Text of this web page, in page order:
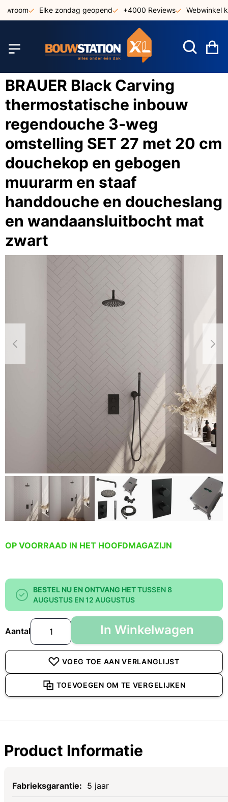
naar
Elke zondag geopend +4000 Reviews Webwinkel
BRAUER Black Carving
thermostatische inbouw
regendouche 3-weg
omstelling SET 27 met 20 cm
douchekop en gebogen
muurarm en staaf
handdouche en doucheslang
en wandaansluitbocht mat
zwart
OP VOORRAAD IN HET HOOFDMAGAZIJN
BESTEL NU EN ONTVANG HETTUSSEN 8
AUGUSTUS EN 12 AUGUSTUS
Aantal In Winkelwagen
VOEG TOE AAN VERLANGLIJST
TOEVOEGEN OM TE VERGELIJKEN
Product Informatie
Specificaties
5 jaar